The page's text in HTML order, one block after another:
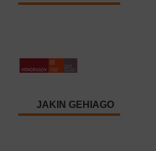
JAKIN GEHIAGO